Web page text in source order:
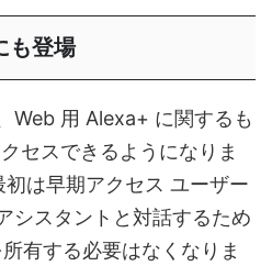
も登場
Web 用 Alexa+ に関するも
セスできるようになりま
初は早期アクセス ユーザー
シスタントと対話するため
有する必要はなくなりま